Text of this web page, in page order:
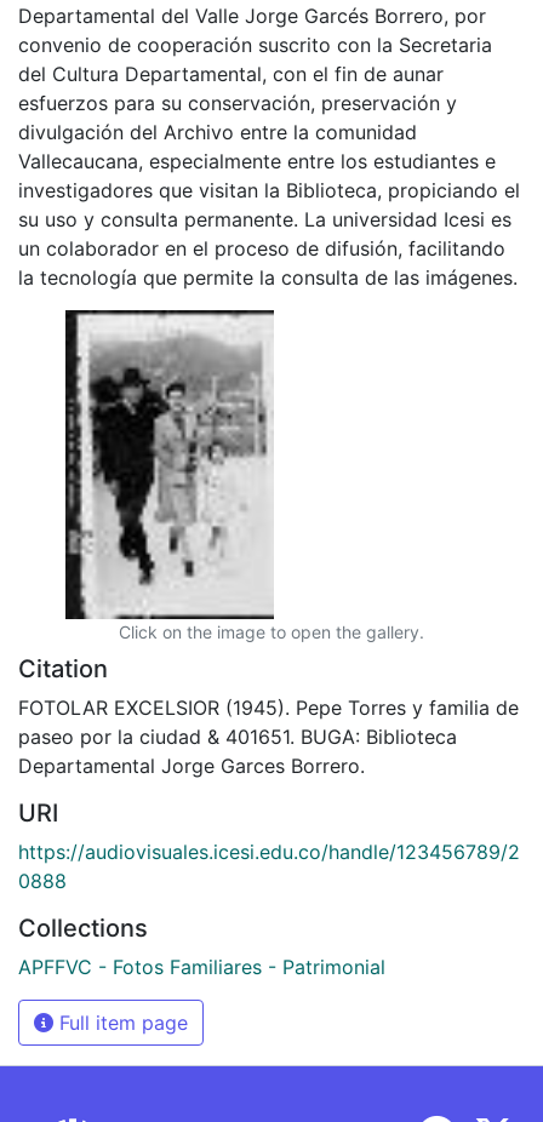
Departamental del Valle Jorge Garcés Borrero, por
convenio de cooperación suscrito con la Secretaria
del Cultura Departamental, con el fin de aunar
esfuerzos para su conservación, preservación y
divulgación del Archivo entre la comunidad
Vallecaucana, especialmente entre los estudiantes e
investigadores que visitan la Biblioteca, propiciando el
su uso y consulta permanente. La universidad Icesi es
un colaborador en el proceso de difusión, facilitando
la tecnología que permite la consulta de las imágenes.
Click on the image to open the gallery.
Citation
FOTOLAR EXCELSIOR (1945). Pepe Torres y familia de
paseo por la ciudad & 401651. BUGA: Biblioteca
Departamental Jorge Garces Borrero.
URI
https://audiovisuales.icesi.edu.co/handle/123456789/2
0888
Collections
APFFVC - Fotos Familiares - Patrimonial
Full item page